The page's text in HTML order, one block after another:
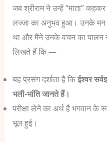
जब श्रीराम ने उन्हें “माता”
लज्जा का अनुभव हुआ। उनके मन
था और मैंने उनके वचन का पालन
लिखते हैं कि —
यह प्रसंग दर्शाता है किईश्वर
भली-भांति जानते हैं।
परीक्षा लेने का अर्थ है भगवान
भूल हुई।